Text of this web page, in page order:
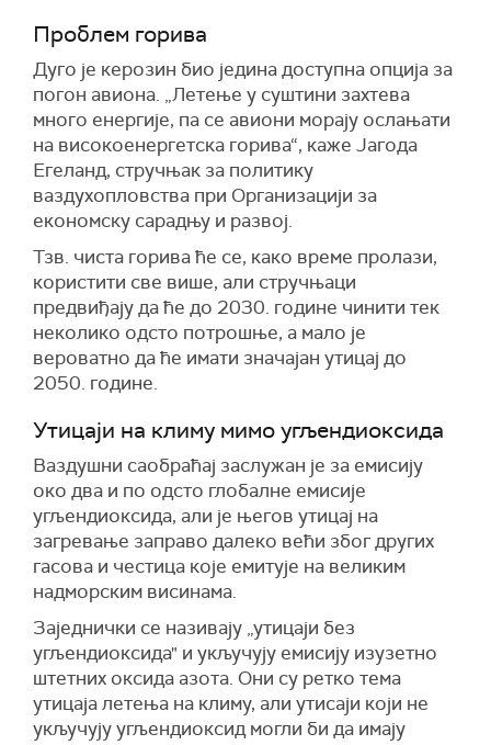
Проблем горива
Дуго је керозин био једина доступна опција за
погон авиона. „Летење у суштини захтева
много енергије, па се авиони морају ослањати
на високоенергетска горива“, каже Јагода
Егеланд, стручњак за политику
ваздухопловства при Организацији за
економску сарадњу и развој.
Тзв. чиста горива ће се, како време пролази,
користити све више, али стручњаци
предвиђају да ће до 2030. године чинити тек
неколико одсто потрошње, а мало је
вероватно да ће имати значајан утицај до
2050. године.
Утицаји на климу мимо угљендиоксида
Ваздушни саобраћај заслужан је за емисију
око два и по одсто глобалне емисије
угљендиоксида, али је његов утицај на
загревање заправо далеко већи због других
гасова и честица које емитује на великим
надморским висинама.
Заједнички се називају „утицаји без
угљендиоксида" и укључују емисију изузетно
штетних оксида азота. Они су ретко тема
утицаја летења на климу, али утисаји који не
укључују угљендиоксид могли би да имају